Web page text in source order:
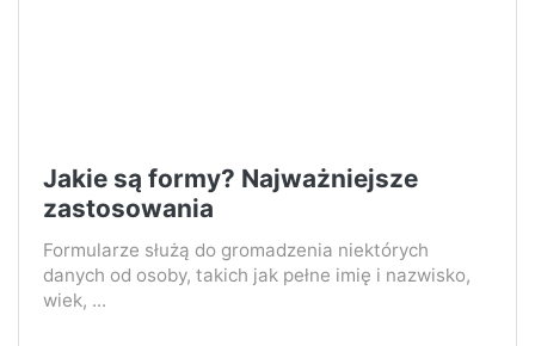
Jakie są formy? Najważniejsze
zastosowania
Formularze służą do gromadzenia niektórych
danych od osoby, takich jak pełne imię i nazwisko,
wiek, ...